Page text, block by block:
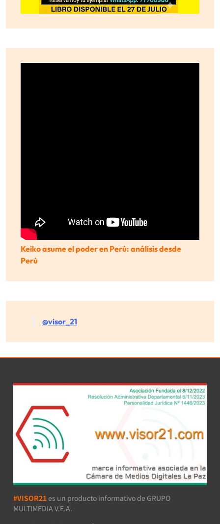
Keiko asume el poder en Perú: análisis desde
Perú
@visor_21
#VISOR21 es un producto informativo de GRUPO
MULTIMEDIA V.E.A.